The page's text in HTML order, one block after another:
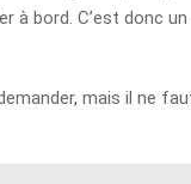
bord. C’est donc
mais il ne